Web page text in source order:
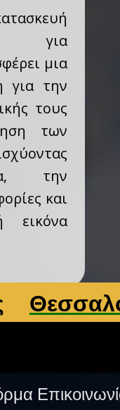
για
μια
για την
τους
των
την
και
εικόνα